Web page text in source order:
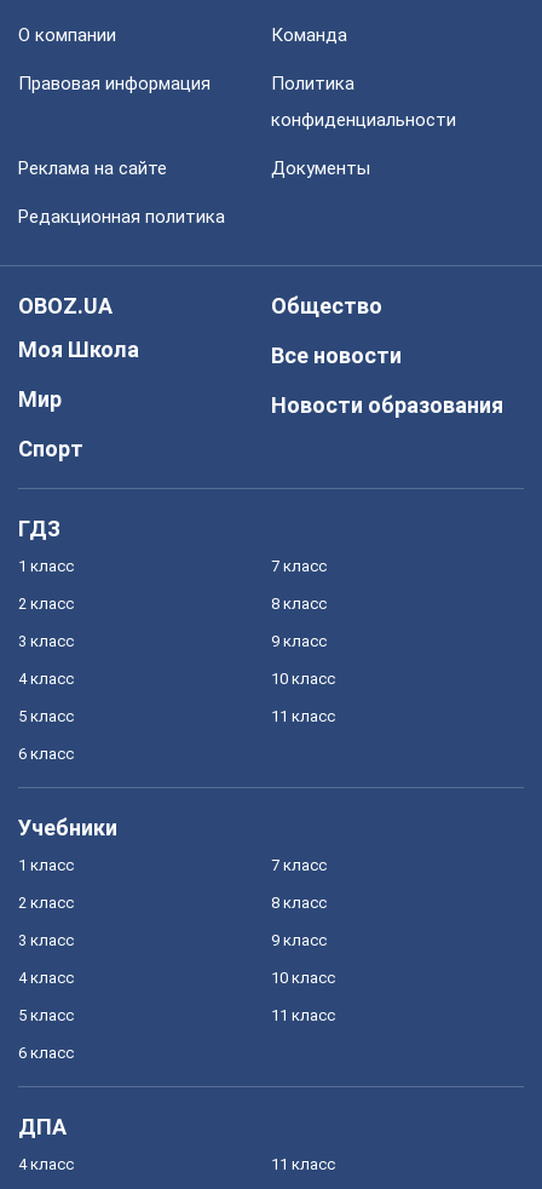
О компании Команда
Правовая информация
Политика
конфиденциальности
Реклама на сайте Документы
Редакционная политика
OBOZ.UA
Моя Школа
Мир
Спорт
Общество
Все новости
Новости образования
ГДЗ
1 класс
2 класс
3 класс
4 класс
5 класс
6 класс
7 класс
8 класс
9 класс
10 класс
11 класс
Учебники
1 класс
2 класс
3 класс
4 класс
5 класс
6 класс
7 класс
8 класс
9 класс
10 класс
11 класс
ДПА
4 класс 11 класс